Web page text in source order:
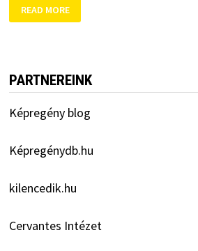
EGYMÁST
ÉRIK
A
READ MORE
PARTNEREINK
Képregény blog
Képregénydb.hu
kilencedik.hu
Cervantes Intézet